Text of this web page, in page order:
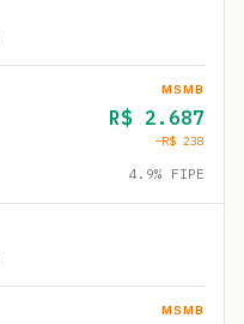
MSMB
R$ 2.687
−R$ 238
4.9% FIPE
MSMB